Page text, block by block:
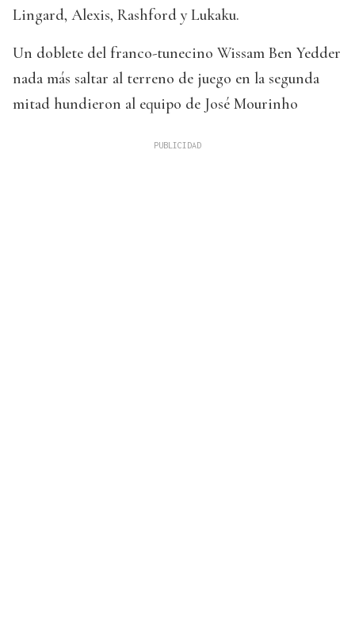
Lingard, Alexis, Rashford y Lukaku.
Un doblete del franco-tunecino Wissam Ben Yedder
nada más saltar al terreno de juego en la segunda
mitad hundieron al equipo de José Mourinho